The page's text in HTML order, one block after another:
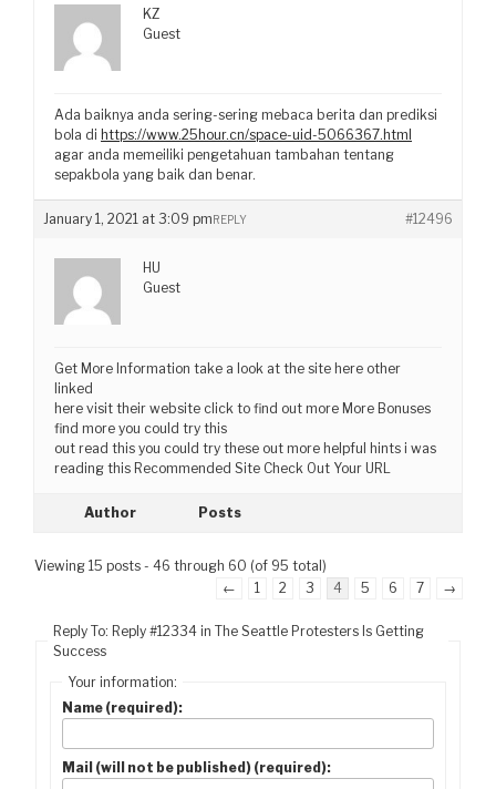
KZ
Guest
Ada baiknya anda sering-sering mebaca berita dan prediksi
bola di https://www.25hour.cn/space-uid-5066367.html
agar anda memeiliki pengetahuan tambahan tentang
sepakbola yang baik dan benar.
January 1, 2021 at 3:09 pm #12496
REPLY
HU
Guest
Get More Information take a look at the site here other
linked
here visit their website click to find out more More Bonuses
find more you could try this
out read this you could try these out more helpful hints i was
reading this Recommended Site Check Out Your URL
Author Posts
Viewing 15 posts - 46 through 60 (of 95 total)
←
1 2 3 4 5 6 7 →
Reply To: Reply #12334 in The Seattle Protesters Is Getting
Success
Your information:
Name (required):
Mail (will not be published) (required):